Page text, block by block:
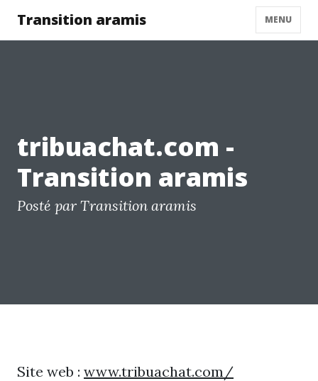
Transition aramis MENU
tribuachat.com -
Transition aramis
Posté par Transition aramis
Site web : www.tribuachat.com/